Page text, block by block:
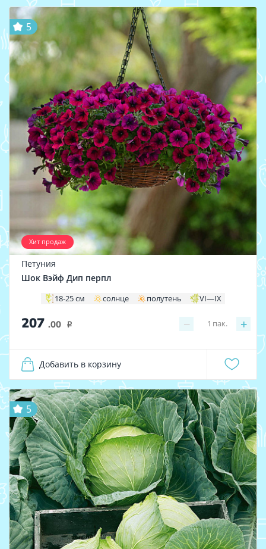
Хит продаж
5
Петуния
Шок Вэйф Дип перпл
18-25 см солнце полутень VI—IX
207 .00 i − +
1 пак.
Добавить в корзину
5